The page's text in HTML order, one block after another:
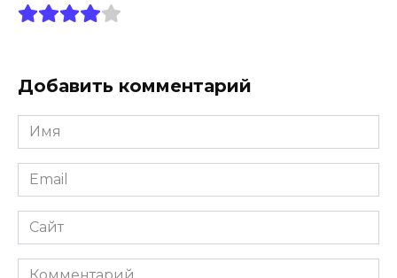
Добавить комментарий
Имя
Email
Сайт
Комментарий